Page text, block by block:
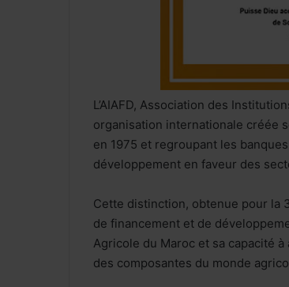
L’AIAFD, Association des
organisation internationale créée
en 1975 et regroupant les
développement en faveur des
Cette distinction, obtenue pour la 3
de financement et de
Agricole du Maroc et sa capacité
des composantes du monde